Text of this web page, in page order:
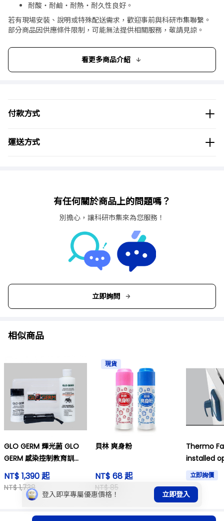
耐酸・耐鹼・耐熱・耐久性良好。
安裝容易，連貫進行玻璃器具的清洗・滅菌・乾燥，可重複
使用。
材質：PTFE(氟樹脂)
若有現場安裝、說明或特殊配送需求，歡迎事前與科研市集聯繫。
部分商品因供應條件限制，可能無法提供相關服務，敬請見諒。
看更多商品介紹
付款方式
運送方式
有任何關於商品上的問題嗎？
別擔心，讓科研市集來為您服務！
立即詢問
相似商品
GLO GERM 輝光菌 GLO
GERM 感染控制教育訓
練、驗證教材
NT$ 1,390 起
NT$ 1,738
現貨
貝林 爽身粉
NT$ 68 起
NT$ 85
Thermo
installed
立即詢價
登入即享專屬優惠價格！ 立即登入